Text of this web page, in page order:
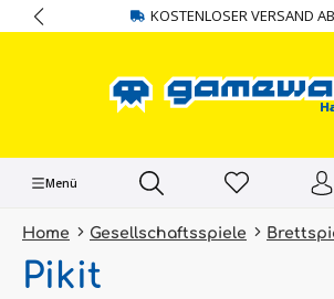
springen KOSTENLOSER VERSAND
Menü
Home Gesellschaftsspiele
Pikit